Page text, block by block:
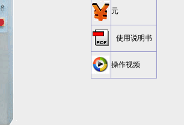
元
使用说明书
操作视频